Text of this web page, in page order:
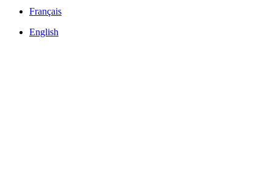
Français
English